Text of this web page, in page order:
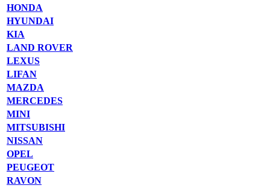
HONDA
HYUNDAI
KIA
LAND ROVER
LEXUS
LIFAN
MAZDA
MERCEDES
MINI
MITSUBISHI
NISSAN
OPEL
PEUGEOT
RAVON